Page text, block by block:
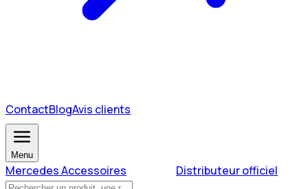
ContactBlogAvis clients
Menu
Mercedes Accessoires Distributeur officiel